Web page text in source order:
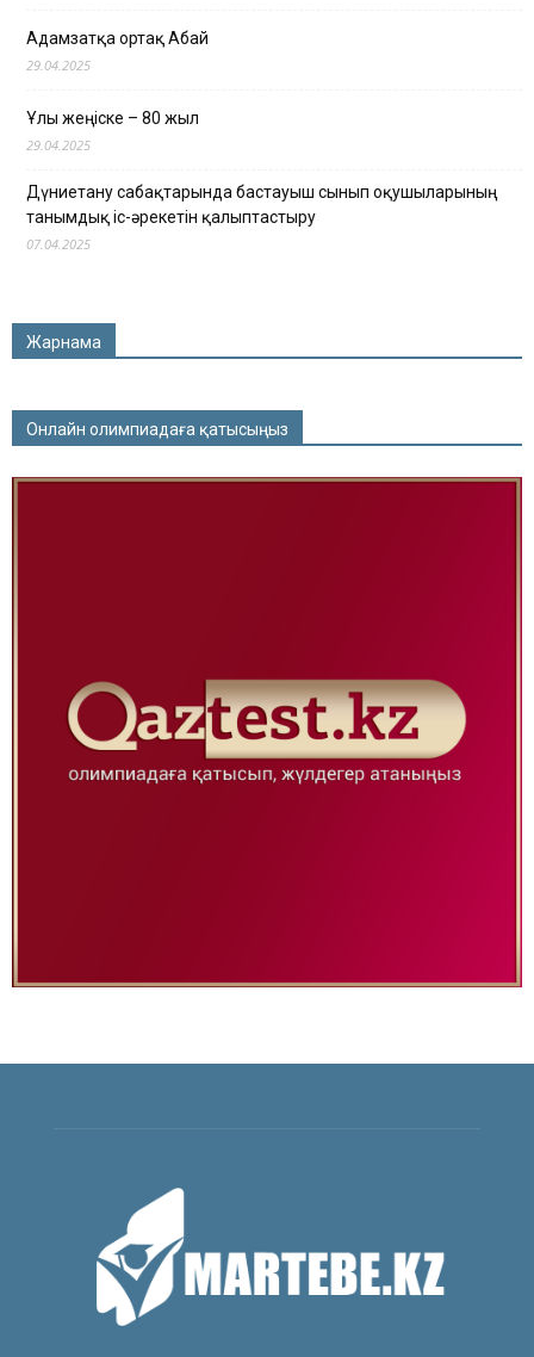
Адамзатқа ортақ Абай
29.04.2025
Ұлы жеңіске – 80 жыл
29.04.2025
Дүниетану сабақтарында бастауыш сынып оқушыларының
танымдық іс-әрекетін қалыптастыру
07.04.2025
Жарнама
Онлайн олимпиадаға қатысыңыз